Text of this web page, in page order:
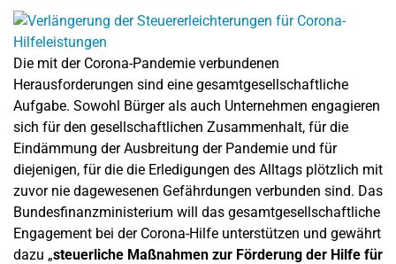
Die mit der Corona-Pandemie verbundenen
Herausforderungen sind eine gesamtgesellschaftliche
Aufgabe. Sowohl Bürger als auch Unternehmen engagieren
sich für den gesellschaftlichen Zusammenhalt, für die
Eindämmung der Ausbreitung der Pandemie und für
diejenigen, für die die Erledigungen des Alltags plötzlich mit
zuvor nie dagewesenen Gefährdungen verbunden sind. Das
Bundesfinanzministerium will das gesamtgesellschaftliche
Engagement bei der Corona-Hilfe unterstützen und gewährt
dazu „steuerliche Maßnahmen zur Förderung der Hilfe für